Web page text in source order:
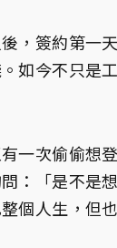
，簽約第一
如今不只是
一次偷偷想
：「是不是
個人生，但